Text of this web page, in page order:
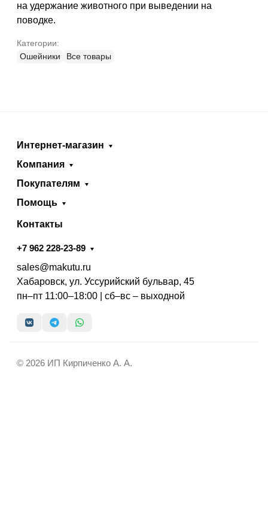
на удержание животного при выведении на
поводке.
Категории:
Ошейники
Все товары
Интернет-магазин
Компания
Покупателям
Помощь
Контакты
+7 962 228-23-89
sales@makutu.ru
Хабаровск, ул. Уссурийский бульвар, 45
пн–пт 11:00–18:00 | сб–вс – выходной
© 2026 ИП Кирпиченко А. А.